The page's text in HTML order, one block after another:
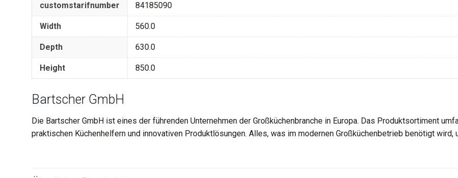
customstarifnumber 84185090
Width 560.0
Depth 630.0
Height 850.0
Bartscher GmbH
Die Bartscher GmbH ist eines der führenden Unternehmen der Großküchenbranche in Europa. Das Produktsortiment
praktischen Küchenhelfern und innovativen Produktlösungen. Alles, was im modernen Großküchenbetrieb benötigt wird,